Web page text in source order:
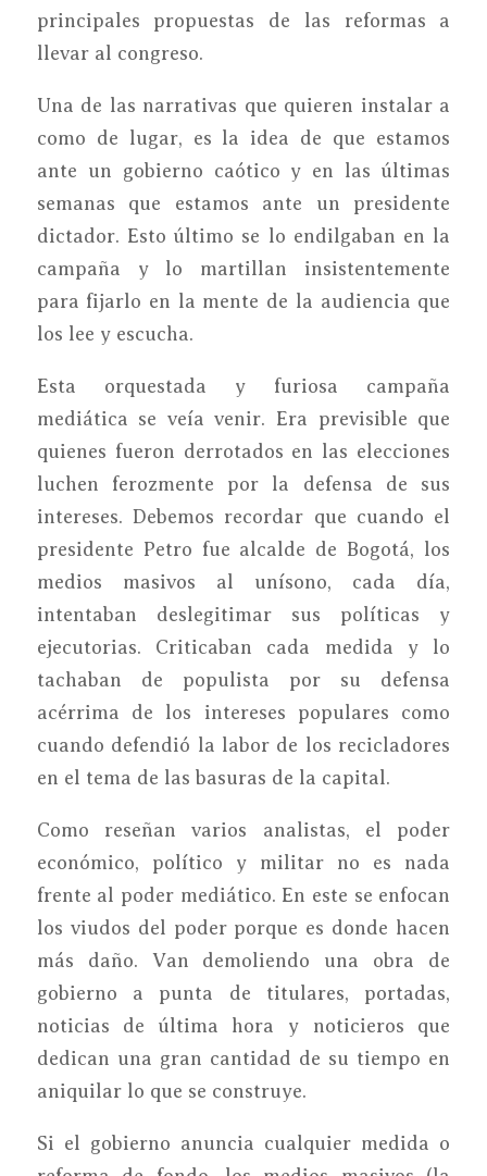
principales propuestas de las reformas a
llevar al congreso.
Una de las narrativas que quieren instalar a
como de lugar, es la idea de que estamos
ante un gobierno caótico y en las últimas
semanas que estamos ante un presidente
dictador. Esto último se lo endilgaban en la
campaña y lo martillan insistentemente
para fijarlo en la mente de la audiencia que
los lee y escucha.
Esta orquestada y furiosa campaña
mediática se veía venir. Era previsible que
quienes fueron derrotados en las elecciones
luchen ferozmente por la defensa de sus
intereses. Debemos recordar que cuando el
presidente Petro fue alcalde de Bogotá, los
medios masivos al unísono, cada día,
intentaban deslegitimar sus políticas y
ejecutorias. Criticaban cada medida y lo
tachaban de populista por su defensa
acérrima de los intereses populares como
cuando defendió la labor de los recicladores
en el tema de las basuras de la capital.
Como reseñan varios analistas, el poder
económico, político y militar no es nada
frente al poder mediático. En este se enfocan
los viudos del poder porque es donde hacen
más daño. Van demoliendo una obra de
gobierno a punta de titulares, portadas,
noticias de última hora y noticieros que
dedican una gran cantidad de su tiempo en
aniquilar lo que se construye.
Si el gobierno anuncia cualquier medida o